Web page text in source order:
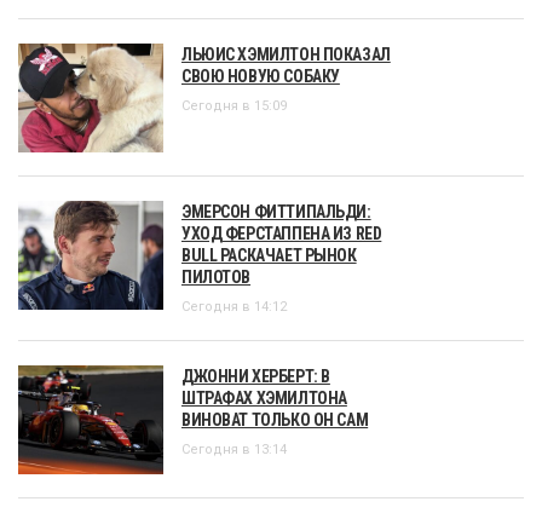
ЛЬЮИС ХЭМИЛТОН ПОКАЗАЛ
СВОЮ НОВУЮ СОБАКУ
Сегодня в 15:09
ЭМЕРСОН ФИТТИПАЛЬДИ:
УХОД ФЕРСТАППЕНА ИЗ RED
BULL РАСКАЧАЕТ РЫНОК
ПИЛОТОВ
Сегодня в 14:12
ДЖОННИ ХЕРБЕРТ: В
ШТРАФАХ ХЭМИЛТОНА
ВИНОВАТ ТОЛЬКО ОН САМ
Сегодня в 13:14